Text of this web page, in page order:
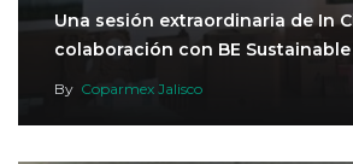
Una sesión extraordinaria de In
colaboración con BE
By Coparmex Jalisco